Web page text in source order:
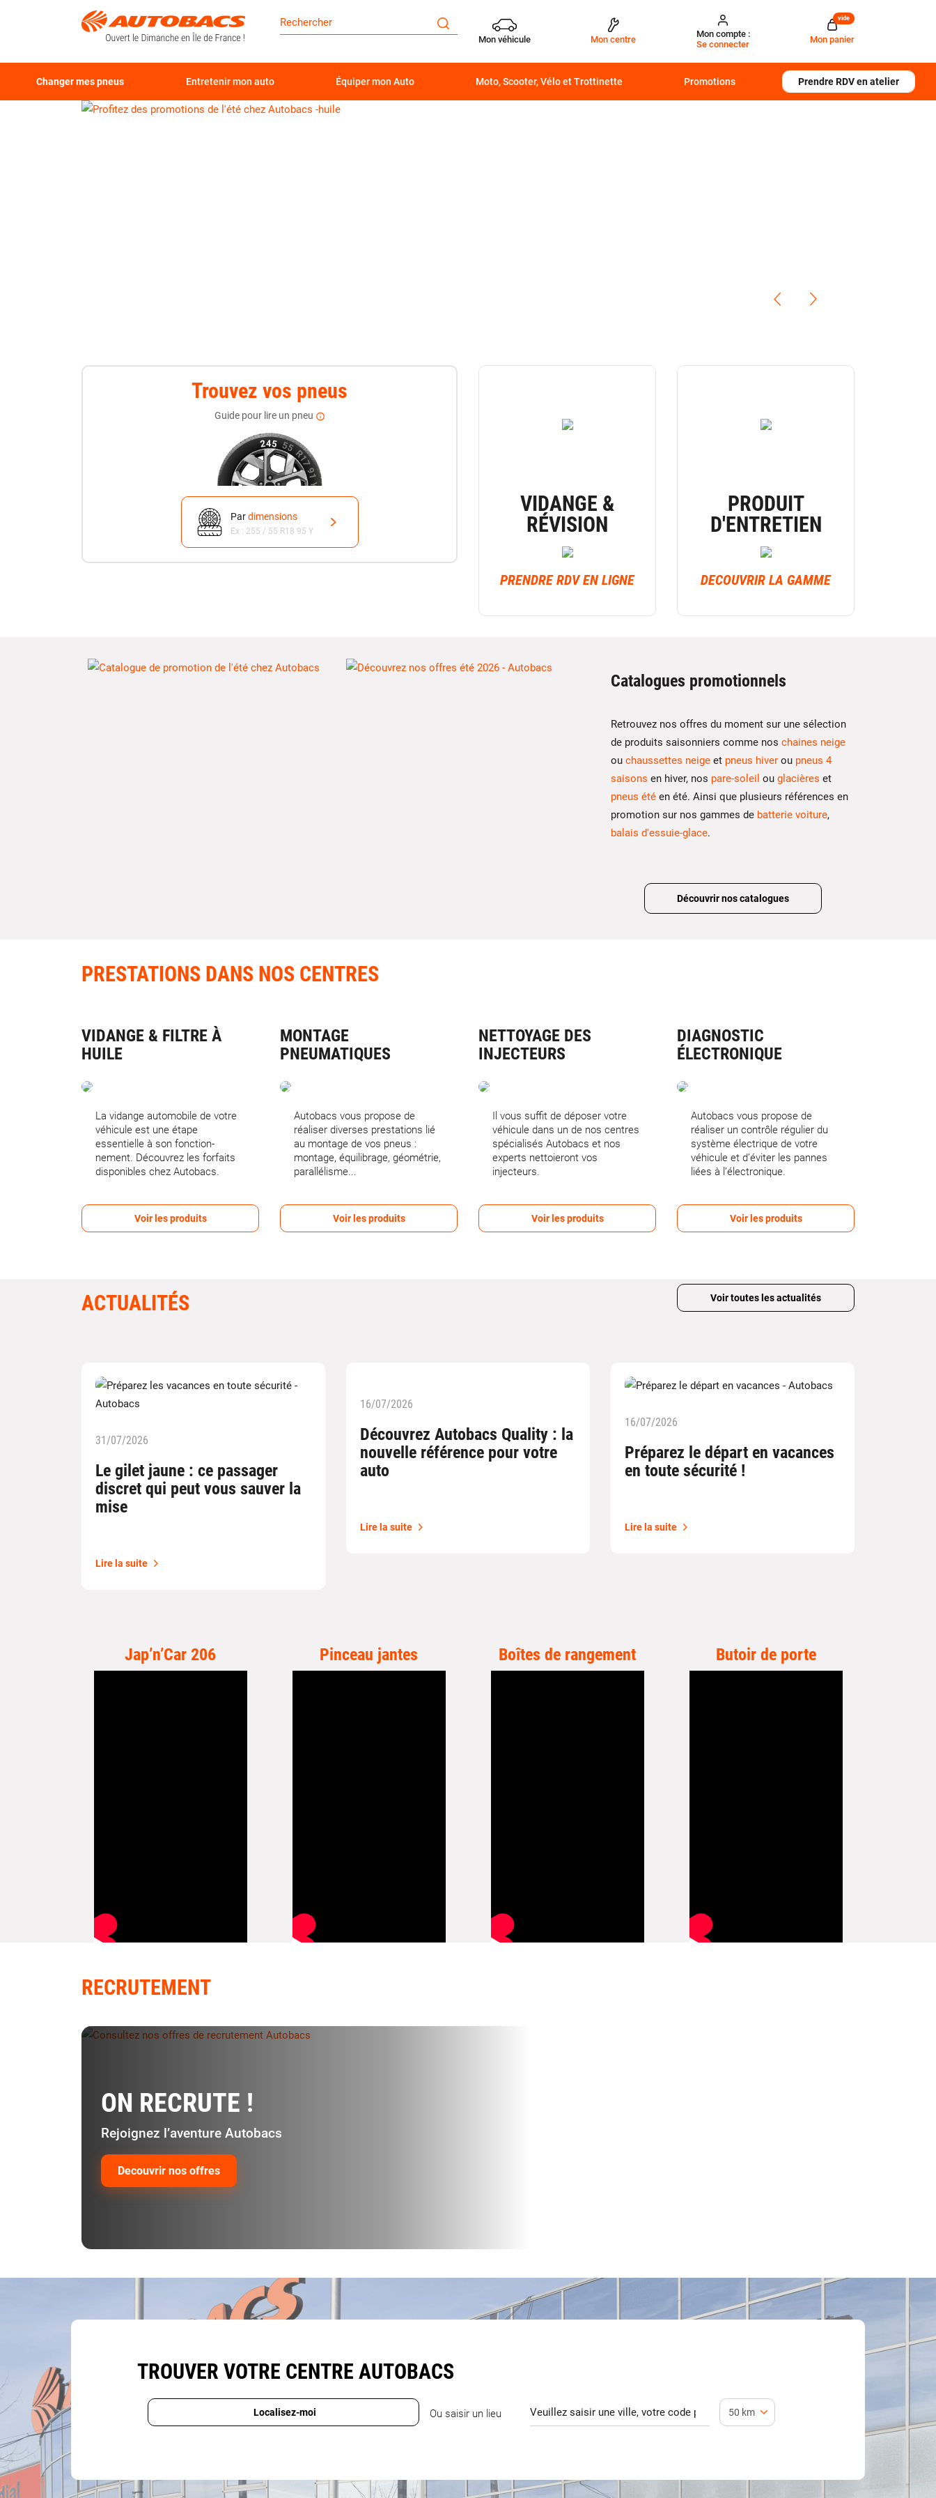
Mon véhicule Mon centre
Mon compte :
Se connecter
Mon panier
vide
Changer mes pneus Entretenir mon auto Équiper mon Auto Moto, Scooter, Vélo et Trottinette Promotions Prendre RDV en atelier
Trouvez vos pneus
Guide pour lire un pneu
Pardimensions
Ex : 255 / 55 R18 95 Y
VIDANGE &
RÉVISION
PRENDRE RDV EN LIGNE
PRODUIT
D'ENTRETIEN
DECOUVRIR LA GAMME
Catalogues promotionnels
Retrouvez nos offres du moment sur une sélection
de produits saisonniers comme nos chaines neige
ou chaussettes neige et pneus hiver ou pneus 4
saisons en hiver, nos pare-soleil ou glacières et
pneus été en été. Ainsi que plusieurs références en
promotion sur nos gammes de batterie voiture,
balais d'essuie-glace.
Découvrir nos catalogues
PRESTATIONS DANS NOS CENTRES
VIDANGE & FILTRE À
HUILE
La vidange automobile de votre
véhicule est une étape
essentielle à son fonction-
nement. Découvrez les forfaits
disponibles chez Autobacs.
Voir les produits
MONTAGE
PNEUMATIQUES
Autobacs vous propose de
réaliser diverses prestations lié
au montage de vos pneus :
montage, équilibrage, géométrie,
parallélisme...
Voir les produits
NETTOYAGE DES
INJECTEURS
Il vous suffit de déposer votre
véhicule dans un de nos centres
spécialisés Autobacs et nos
experts nettoieront vos
injecteurs.
Voir les produits
DIAGNOSTIC
ÉLECTRONIQUE
Autobacs vous propose de
réaliser un contrôle régulier du
système électrique de votre
véhicule et d’éviter les pannes
liées à l’électronique.
Voir les produits
ACTUALITÉS Voir toutes les actualités
31/07/2026
Le gilet jaune : ce passager
discret qui peut vous sauver la
mise
Lire la suite
16/07/2026
Découvrez Autobacs Quality : la
nouvelle référence pour votre
auto
Lire la suite
16/07/2026
Préparez le départ en vacances
en toute sécurité !
Lire la suite
Jap’n’Car 206 Pinceau jantes Boîtes de rangement Butoir de porte
RECRUTEMENT
ON RECRUTE !
Rejoignez l’aventure Autobacs
Decouvrir nos offres
TROUVER VOTRE CENTRE AUTOBACS
Localisez-moi Ou saisir un lieu